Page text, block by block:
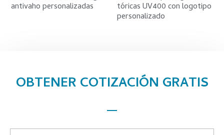
antivaho personalizadas tóricas UV400 con logotipo
personalizado
OBTENER COTIZACIÓN GRATIS